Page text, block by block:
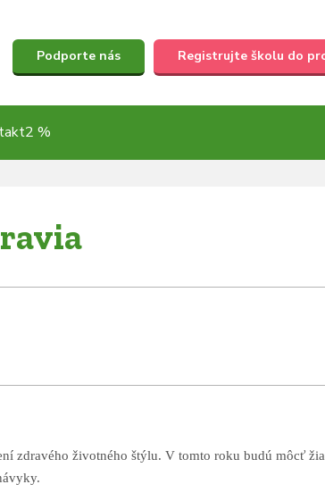
Podporte nás Registrujte školu do
2 %
zdravého životného štýlu. V tomto roku budú môcť